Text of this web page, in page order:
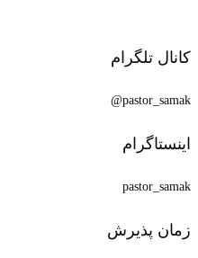
کانال تلگرام
pastor_samak@
اینستاگرام
pastor_samak
زمان پذیرش